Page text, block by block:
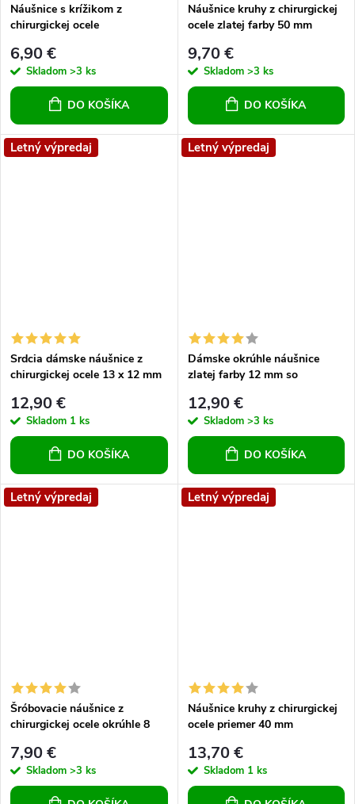
Náušnice s krížikom z
chirurgickej ocele
6,90 €
Skladom >3 ks
DO KOŠÍKA
Náušnice kruhy z chirurgickej
ocele zlatej farby 50 mm
9,70 €
Skladom >3 ks
DO KOŠÍKA
Letný výpredaj
Srdcia dámske náušnice z
chirurgickej ocele 13 x 12 mm
vzor
12,90 €
Skladom 1 ks
DO KOŠÍKA
Letný výpredaj
Dámske okrúhle náušnice
zlatej farby 12 mm so
12,90 €
Skladom >3 ks
DO KOŠÍKA
Letný výpredaj
Šróbovacie náušnice z
chirurgickej ocele okrúhle 8
7,90 €
Skladom >3 ks
Letný výpredaj
Náušnice kruhy z chirurgickej
ocele priemer 40 mm
13,70 €
Skladom 1 ks